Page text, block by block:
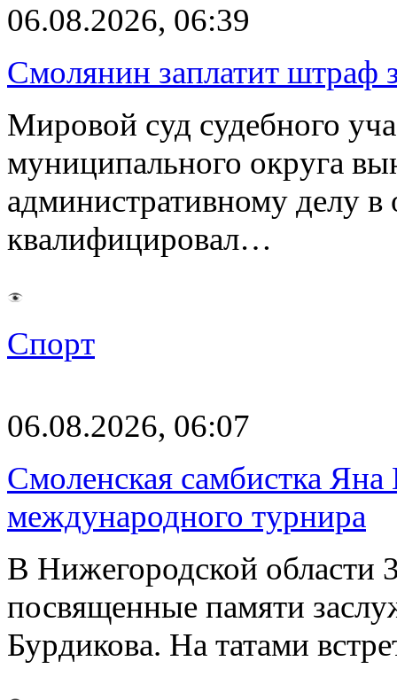
06.08.2026, 06:39
Смолянин заплатит штраф
Мировой суд судебного
муниципального округа
административному делу
квалифицировал…
Спорт
06.08.2026, 06:07
Смоленская самбистка Яна
международного турнира
В Нижегородской области
посвященные памяти
Бурдикова. На татами